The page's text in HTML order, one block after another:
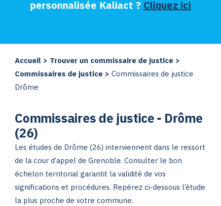
personnalisée Kaliact ? Cliquez ici
Accueil > Trouver un commissaire de justice >
Commissaires de justice > Commissaires de justice
Drôme
Commissaires de justice - Drôme
(26)
Les études de Drôme (26) interviennent dans le ressort
de la cour d’appel de Grenoble. Consulter le bon
échelon territorial garantit la validité de vos
significations et procédures. Repérez ci-dessous l’étude
la plus proche de votre commune.